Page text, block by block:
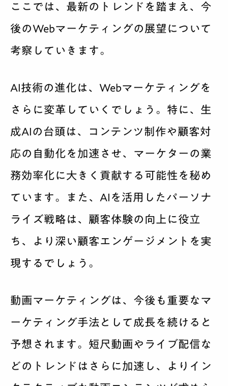
ここでは、最新のトレンドを踏まえ、今
後のWebマーケティングの展望について
考察していきます。
AI技術の進化は、Webマーケティングを
さらに変革していくでしょう。特に、生
成AIの台頭は、コンテンツ制作や顧客対
応の自動化を加速させ、マーケターの業
務効率化に大きく貢献する可能性を秘め
ています。また、AIを活用したパーソナ
ライズ戦略は、顧客体験の向上に役立
ち、より深い顧客エンゲージメントを実
現するでしょう。
動画マーケティングは、今後も重要なマ
ーケティング手法として成長を続けると
予想されます。短尺動画やライブ配信な
どのトレンドはさらに加速し、よりイン